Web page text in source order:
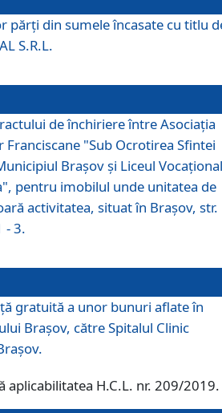
părți din sumele încasate cu titlu
S.R.L.
de închiriere între Asociația
"Sub Ocrotirea Sfintei
Braşov şi Liceul
pentru imobilul unde unitatea de
activitatea, situat în Braşov, str.
- 3.
gratuită a unor bunuri aflate în
Braşov, către Spitalul Clinic
aplicabilitatea H.C.L. nr. 209/2019.